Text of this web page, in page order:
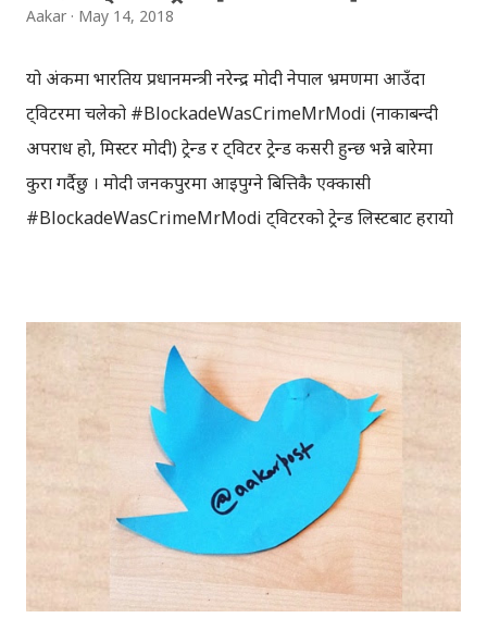
Aakar May 14, 2018
यो अंकमा भारतिय प्रधानमन्त्री नरेन्द्र मोदी नेपाल भ्रमणमा आउँदा
ट्विटरमा चलेको #BlockadeWasCrimeMrModi (नाकाबन्दी
अपराध हो, मिस्टर मोदी) ट्रेन्ड र ट्विटर ट्रेन्ड कसरी हुन्छ भन्ने बारेमा
कुरा गर्दैछु । मोदी जनकपुरमा आइपुग्ने बित्तिकै एक्कासी
#BlockadeWasCrimeMrModi ट्विटरको ट्रेन्ड लिस्टबाट हरायो
'ट्विक' गरेको भन्ने खबर आएका कारण, सुरुमा यो सेन्सरसिप नै हो भन्ने
लाग्यो । तर उक्त ट्रेन्ड ट्विटरबाट हराएर केही घन्टापछि फेरि आएबाट,
सेन्सरसिप हैन भन्ने लाग्यो । मोदी र ट्विटर ट्रेन्डबारेको यो पडकास्ट 📻
सुन्नुहोस् ट्विटर ट्रेन्ड कसरी हुन्छ? ट्विटरमा ट्रेन्ड हुन यति नै ट्विट
हुनुपर्छ भनेर कहिँ उल्लेख गरेको पाइँदैन तर पनि केही कुरा ट्रेन्डमा
देखिनको लागि त्यस विषयमा एकैपटक, धेरै ठाउँबाट धेरैले एउटै विषय
ट्विट गरेको हुनुपर्छ । एउटै विषयमा हजारौँले दिनभरि ट्विट गर्दा त्यो
ट्रेन्डिङ टपिकमा देखिन्छ भन्ने हुँदैन । ट्विटरमा ट्रेन्ड हुन, कुनै पनि विष...